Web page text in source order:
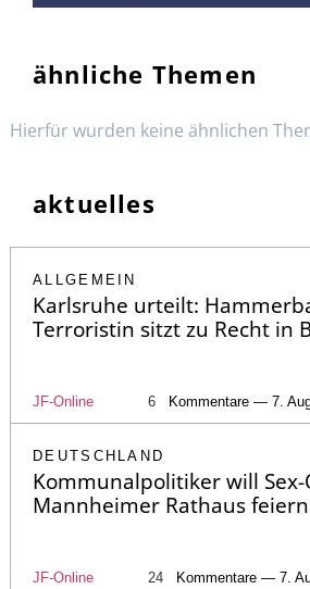
ähnliche Themen
Hierfür wurden keine ähnlichen
aktuelles
ALLGEMEIN
Karlsruhe urteilt:
Terroristin sitzt zu Recht in
JF-Online 6 Kommentare — 7.
DEUTSCHLAND
Kommunalpolitiker will Sex-
Mannheimer Rathaus feiern
JF-Online 24 Kommentare — 7.